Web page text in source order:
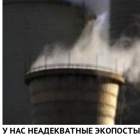
У НАС НЕАДЕКВАТНЫЕ ЭКОПОСТЫ